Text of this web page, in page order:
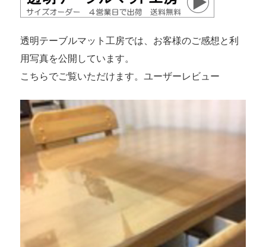
透明テーブルマット工房では、お客様のご感想と利
用写真を公開しています。
こちらでご覧いただけます。ユーザーレビュー